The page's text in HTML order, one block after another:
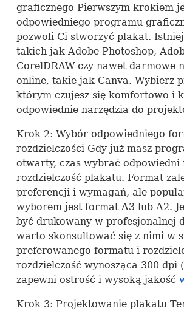
graficznego Pierwszym krokiem
odpowiedniego programu
pozwoli Ci stworzyć plakat.
takich jak Adobe Photoshop,
CorelDRAW czy nawet darmowe
online, takie jak Canva. Wybierz
którym czujesz się komfortowo i
odpowiednie narzędzia do
Krok 2: Wybór odpowiedniego
rozdzielczości Gdy już masz
otwarty, czas wybrać
rozdzielczość plakatu. Format
preferencji i wymagań, ale
wyborem jest format A3 lub A2.
być drukowany w profesjonalnej
warto skonsultować się z nimi w
preferowanego formatu i
rozdzielczość wynosząca 300 dpi
zapewni ostrość i wysoką jakość
Krok 3: Projektowanie plakatu